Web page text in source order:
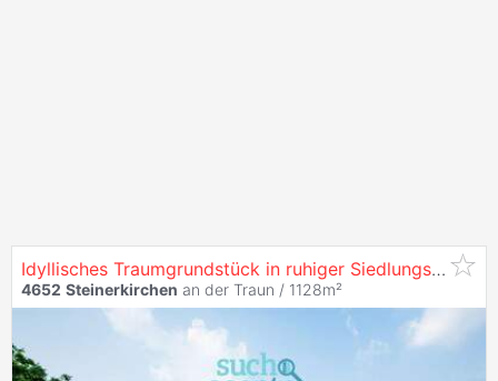
Idyllisches Traumgrundstück in ruhiger Siedlungslage
4652 Steinerkirchen an der Traun / 1128m²